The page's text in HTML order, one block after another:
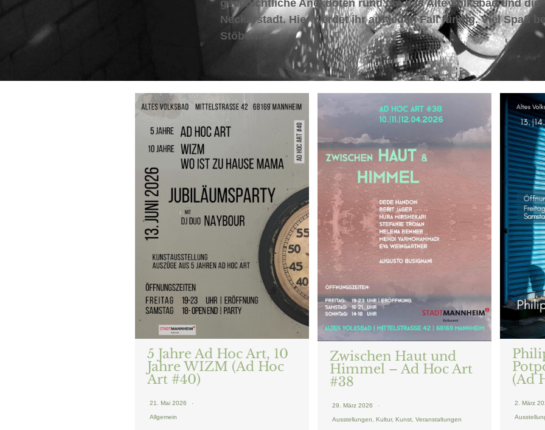
geschichtliche Anekdoten rund um das Alte Volksbad und die
Neckarstadt. Hier werdet ihr auf jeden Fall fündig. Viel Spaß
Stöbern!
5 Jahre Ad Hoc Art, 10
Jahre WIZM (Ad Hoc
Art #40)
21. Mai 2026
Allgemein
Zwischen Haut und
Himmel – Ad Hoc Art
#38
29. März 2026
Ausstellungen, Kultur, Kunst, Veranstaltungen
(Ad
2. März